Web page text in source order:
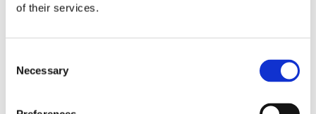
of their services.
Selection
Necessary
Hybridsystemet på Embracer är byggt
kring Volvo Pentas IPS Professional-